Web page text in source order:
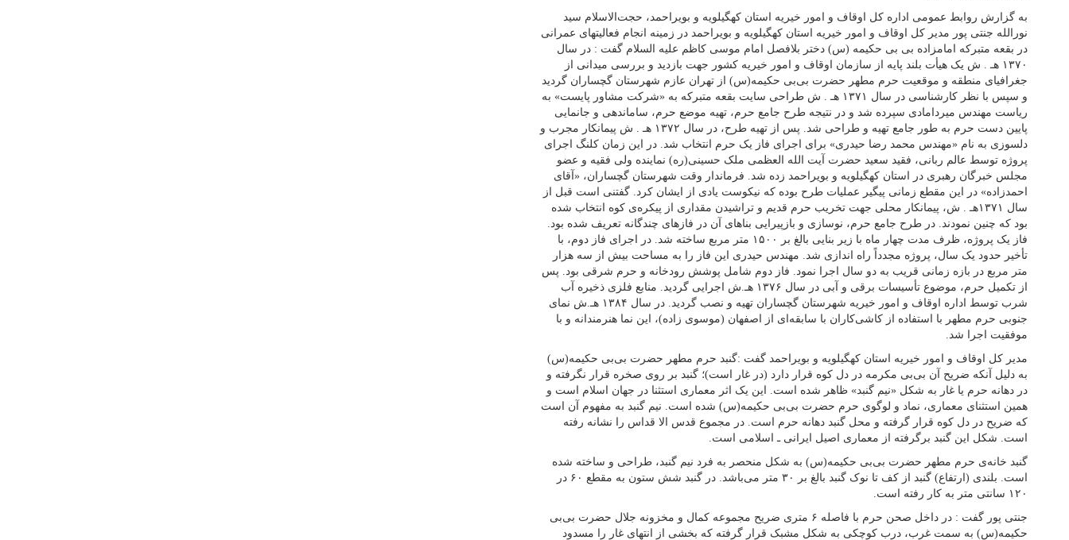
به گزارش روابط عمومی اداره کل اوقاف و امور خیریه استان کهگیلویه و بویراحمد، حجت‌الاسلام سید
نورالله جنتی پور مدیر کل اوقاف و امور خیریه استان کهگیلویه و بویراحمد در زمینه انجام فعالیتهای عمرانی
در بقعه متبرکه امامزاده بی بی حکیمه (س) دختر بلافصل امام موسی کاظم علیه السلام گفت : در سال
۱۳۷۰ هـ . ش یک هیأت بلند پایه از سازمان اوقاف و امور خیریه کشور جهت بازدید و بررسی میدانی از
جغرافیای منطقه و موقعیت حرم مطهر حضرت بی‌بی حکیمه(س) از تهران عازم شهرستان گچساران گردید
و سپس با نظر کارشناسی در سال ۱۳۷۱ هـ . ش طراحی سایت بقعه متبرکه به «شرکت مشاور پایست» به
ریاست مهندس میردامادی سپرده شد و در نتیجه طرح جامع حرم، تهیه موضع حرم، ساماندهی و جانمایی
پایین دست حرم به طور جامع تهیه و طراحی شد. پس از تهیه طرح، در سال ۱۳۷۲ هـ . ش پیمانکار مجرب و
دلسوزی به نام «مهندس محمد رضا حیدری» برای اجرای فاز یک حرم انتخاب شد. در این زمان کلنگ اجرای
پروژه توسط عالم ربانی، فقید سعید حضرت آیت الله العظمی ملک حسینی(ره) نماینده ولی فقیه و عضو
مجلس خبرگان رهبری در استان کهگیلویه و بویراحمد زده شد. فرماندار وقت شهرستان گچساران، «آقای
احمدزاده» در این مقطع زمانی پیگیر عملیات طرح بوده که نیکوست یادی از ایشان کرد. گفتنی است قبل از
سال ۱۳۷۱هـ . ش، پیمانکار محلی جهت تخریب حرم قدیم و تراشیدن مقداری از پیکره‌ی کوه انتخاب شده
بود که چنین نمودند. در طرح جامع حرم، نوسازی و بازپیرایی بناهای آن در فازهای چندگانه تعریف شده بود.
فاز یک پروژه، ظرف مدت چهار ماه با زیر بنایی بالغ بر ۱۵۰۰ متر مربع ساخته شد. در اجرای فاز دوم، با
تأخیر حدود یک سال، پروژه مجدداً راه اندازی شد. مهندس حیدری این فاز را به مساحت بیش از سه هزار
متر مربع در بازه زمانی قریب به دو سال اجرا نمود. فاز دوم شامل پوشش رودخانه و حرم شرقی بود. پس
از تکمیل حرم، موضوع تأسیسات برقی و آبی در سال ۱۳۷۶ هـ.ش اجرایی گردید. منابع فلزی ذخیره آب
شرب توسط اداره اوقاف و امور خیریه شهرستان گچساران تهیه و نصب گردید. در سال ۱۳۸۴ هـ.ش نمای
جنوبی حرم مطهر با استفاده از کاشی‌کاران با سابقه‌ای از اصفهان (موسوی زاده)، این نما هنرمندانه و با
موفقیت اجرا شد.
مدیر کل اوقاف و امور خیریه استان کهگیلویه و بویراحمد گفت :گنبد حرم مطهر حضرت بی‌بی حکیمه(س)
به دلیل آنکه ضریح آن بی‌بی مکرمه در دل کوه قرار دارد (در غار است)؛ گنبد بر روی صخره قرار نگرفته و
در دهانه حرم یا غار به شکل «نیم گنبد» ظاهر شده است. این یک اثر معماری استثنا در جهان اسلام است و
همین استثنای معماری، نماد و لوگوی حرم حضرت بی‌بی حکیمه(س) شده است. نیم گنبد به مفهوم آن است
که ضریح در دل کوه قرار گرفته و محل گنبد دهانه حرم است. در مجموع قدس الا قداس را نشانه رفته
است. شکل این گنبد برگرفته از معماری اصیل ایرانی ـ اسلامی است.
گنبد خانه‌ی حرم مطهر حضرت بی‌بی حکیمه(س) به شکل منحصر به فرد نیم گنبد، طراحی و ساخته شده
است. بلندی (ارتفاع) گنبد از کف تا نوک گنبد بالغ بر ۳۰ متر می‌باشد. در گنبد شش ستون به مقطع ۶۰ در
۱۲۰ سانتی متر به کار رفته است.
جنتی پور گفت : در داخل صحن حرم با فاصله ۶ متری ضریح مجموعه کمال و مخزونه جلال حضرت بی‌بی
حکیمه(س) به سمت غرب، درب کوچکی به شکل مشبک قرار گرفته که بخشی از انتهای غار را مسدود